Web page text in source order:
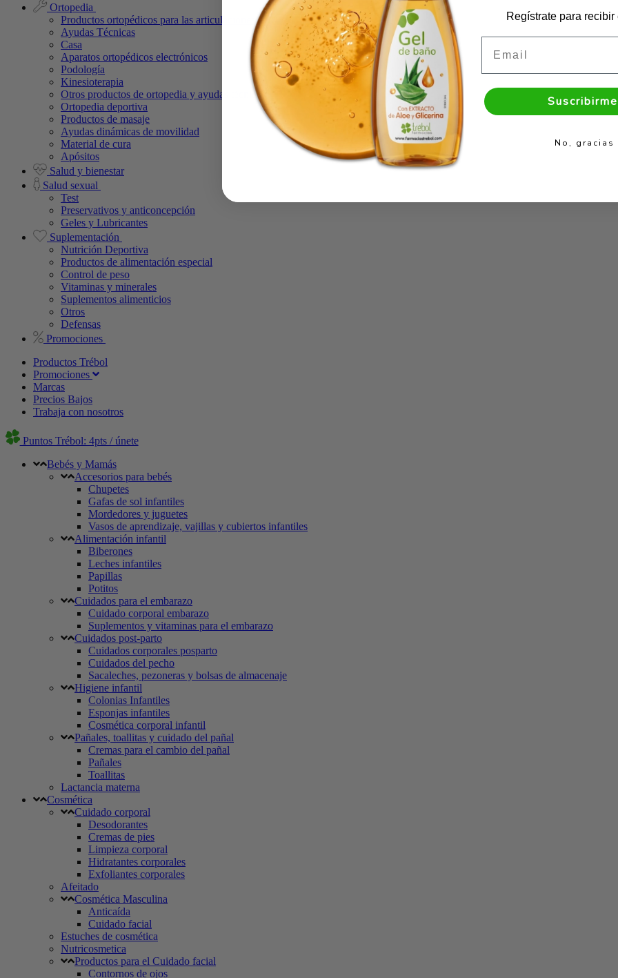
Ortopedia
Productos ortopédicos para las articulaciones
Ayudas Técnicas
Casa
Aparatos ortopédicos electrónicos
Podología
Kinesioterapia
Otros productos de ortopedia y ayudas técnicas
Ortopedia deportiva
Productos de masaje
Ayudas dinámicas de movilidad
Material de cura
Apósitos
Salud y bienestar
Salud sexual
Test
Preservativos y anticoncepción
Geles y Lubricantes
Suplementación
Nutrición Deportiva
Productos de alimentación especial
Control de peso
Vitaminas y minerales
Suplementos alimenticios
Otros
Defensas
Promociones
Productos Trébol
Promociones
Marcas
Precios Bajos
Trabaja con nosotros
Puntos Trébol: 4pts / únete
Bebés y Mamás
Accesorios para bebés
Chupetes
Gafas de sol infantiles
Mordedores y juguetes
Vasos de aprendizaje, vajillas y cubiertos infantiles
Alimentación infantil
Biberones
Leches infantiles
Papillas
Potitos
Cuidados para el embarazo
Cuidado corporal embarazo
Suplementos y vitaminas para el embarazo
Cuidados post-parto
Cuidados corporales posparto
Cuidados del pecho
Sacaleches, pezoneras y bolsas de almacenaje
Higiene infantil
Colonias Infantiles
Esponjas infantiles
Cosmética corporal infantil
Pañales, toallitas y cuidado del pañal
Cremas para el cambio del pañal
Pañales
Toallitas
Lactancia materna
Cosmética
Cuidado corporal
Desodorantes
Cremas de pies
Limpieza corporal
Hidratantes corporales
Exfoliantes corporales
Afeitado
Cosmética Masculina
Anticaída
Cuidado facial
Estuches de cosmética
Nutricosmetica
Productos para el Cuidado facial
Contornos de ojos
Regístrate para
No, gracias